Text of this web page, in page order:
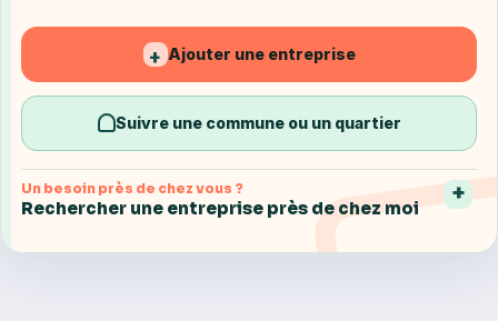
+ Ajouter une entreprise
Suivre une commune ou un quartier
Un besoin près de chez vous ?
Rechercher une entreprise près de chez moi